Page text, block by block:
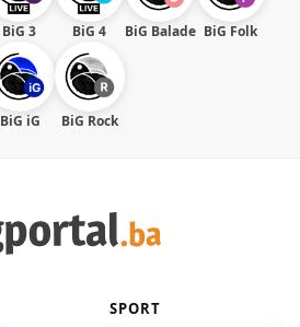
BiG 3 BiG 4 BiG Balade BiG Folk
BiG iG BiG Rock
SPORT